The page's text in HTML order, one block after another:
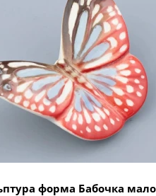
форма Бабочка